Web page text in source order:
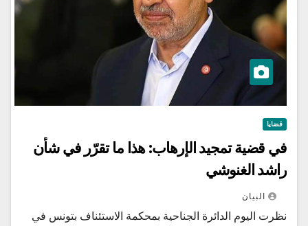
قضايا
في قضية تمجيد الإرهاب: هذا ما تقرّر في شأن
راشد الغنوشي
البيان
نظرت اليوم الدائرة الجناحية بمحكمة الاستئناف بتونس في